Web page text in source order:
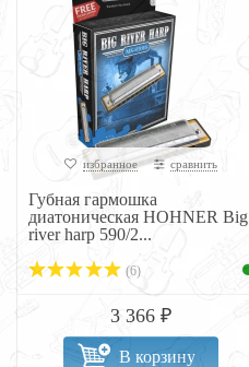
избранное сравнить
Губная гармошка
диатоническая HOHNER Big
river harp 590/2...
(6)
3 366 ₽
В корзину